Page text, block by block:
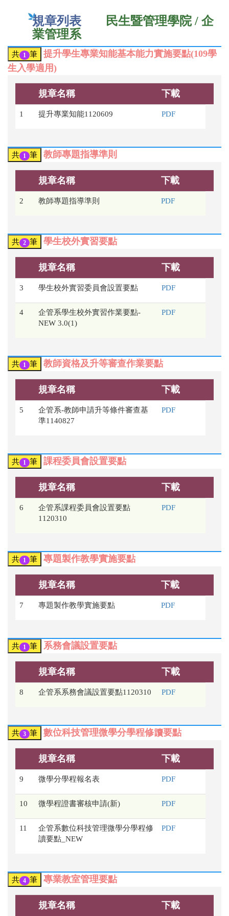
規章列表
民生暨管理學院 / 企
業管理系
共 1 筆
提升學生專業知能基本能力實施要點(109學
生入學適用)
規章名稱 下載
1 提升專業知能1120609 PDF
共 1 筆 教師專題指導準則
規章名稱 下載
2 教師專題指導準則 PDF
共 2 筆 學生校外實習要點
規章名稱 下載
3 學生校外實習委員會設置要點 PDF
4
企管系學生校外實習作業要點-
NEW 3.0(1)
PDF
共 1 筆 教師資格及升等審查作業要點
規章名稱 下載
5
企管系-教師申請升等條件審查基
準1140827
PDF
共 1 筆 課程委員會設置要點
規章名稱 下載
6
企管系課程委員會設置要點
1120310
PDF
共 1 筆 專題製作教學實施要點
規章名稱 下載
7 專題製作教學實施要點 PDF
共 1 筆 系務會議設置要點
規章名稱 下載
8 企管系系務會議設置要點1120310 PDF
共 3 筆 數位科技管理微學分學程修讀要點
規章名稱 下載
9 微學分學程報名表 PDF
10 微學程證書審核申請(新) PDF
11
企管系數位科技管理微學分學程修
讀要點_NEW
PDF
共 4 筆 專業教室管理要點
規章名稱 下載